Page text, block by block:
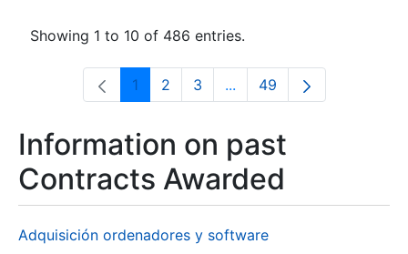
Showing 1 to 10 of 486 entries.
Page
1 Page
2 Page
3 ...Intermediate Pages Use
Page
49
Information on past
Contracts Awarded
Adquisición ordenadores y software